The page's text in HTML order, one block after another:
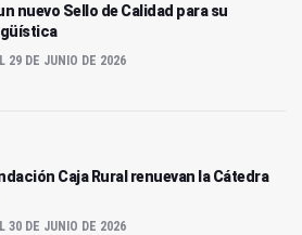
nuevo Sello de Calidad para su
29 DE JUNIO DE 2026
Caja Rural renuevan la Cátedra
30 DE JUNIO DE 2026